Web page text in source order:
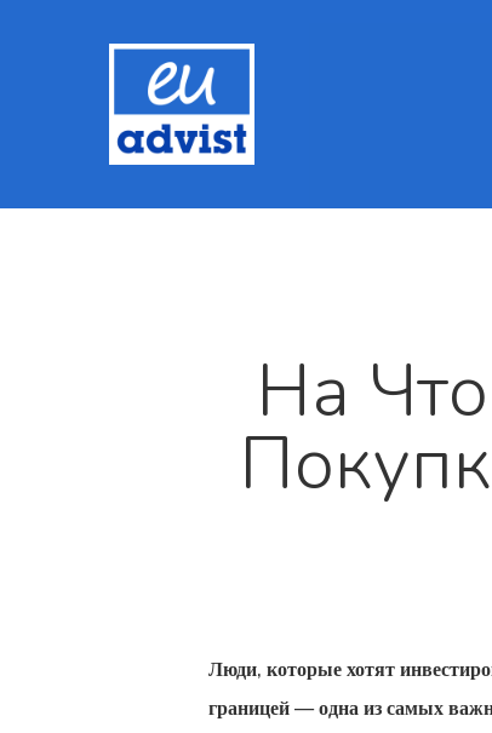
На
Люди, которые хотят
границей — одна из самых